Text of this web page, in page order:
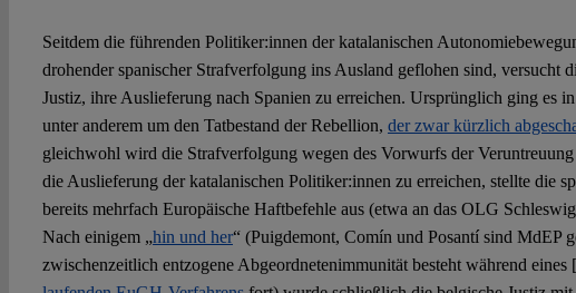
Seitdem die führenden Politiker:innen der katalanischen
drohender spanischer Strafverfolgung ins Ausland geflohen sind, versucht
Justiz, ihre Auslieferung nach Spanien zu erreichen. Ursprünglich ging es
unter anderem um den Tatbestand der Rebellion, der zwar kürzlich
gleichwohl wird die Strafverfolgung wegen des Vorwurfs der
die Auslieferung der katalanischen Politiker:innen zu erreichen, stellte die
bereits mehrfach Europäische Haftbefehle aus (etwa an das OLG
Nach einigem „hin und her“ (Puigdemont, Comín und Posantí sind MdEP
zwischenzeitlich entzogene Abgeordnetenimmunität besteht während eines